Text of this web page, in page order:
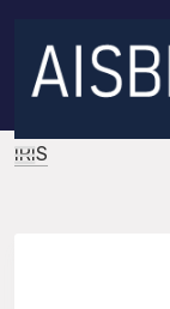
IRIS